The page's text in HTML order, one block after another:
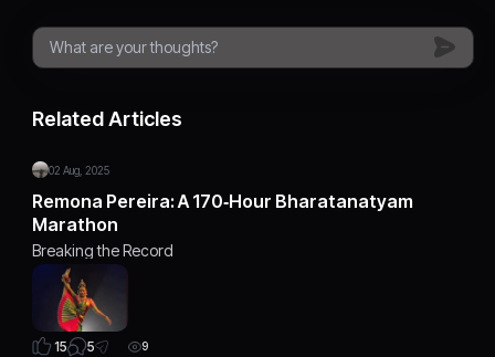
Related Articles
02 Aug, 2025
Remona Pereira: A 170‑Hour Bharatanatyam
Marathon
Breaking the Record
15 5 9